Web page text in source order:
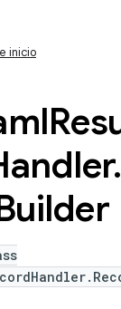
inicio
.